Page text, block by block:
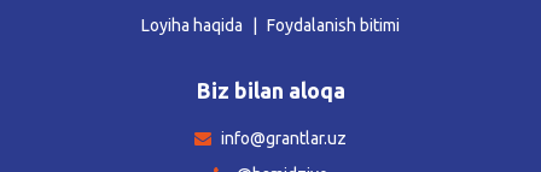
Loyiha haqida
Foydalanish bitimi
Biz bilan aloqa
info@grantlar.uz